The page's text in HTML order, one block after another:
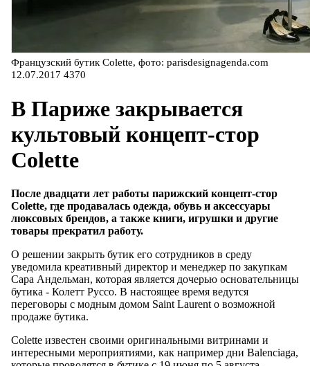
Французский бутик Colette, фото: parisdesignagenda.com
12.07.2017 4370
В Париже закрывается
культовый концепт-стор
Colette
После двадцати лет работы парижский концепт-стор
Colette, где продавалась одежда, обувь и аксессуары
люксовых брендов, а также книги, игрушки и другие
товары прекратил работу.
О решении закрыть бутик его сотрудников в среду
уведомила креативный директор и менеджер по закупкам
Сара Андельман, которая является дочерью основательницы
бутика - Колетт Руссо. В настоящее время ведутся
переговоры с модным домом Saint Laurent о возможной
продаже бутика.
Colette известен своими оригинальными витринами и
интересными мероприятиями, как например дни Balenciaga,